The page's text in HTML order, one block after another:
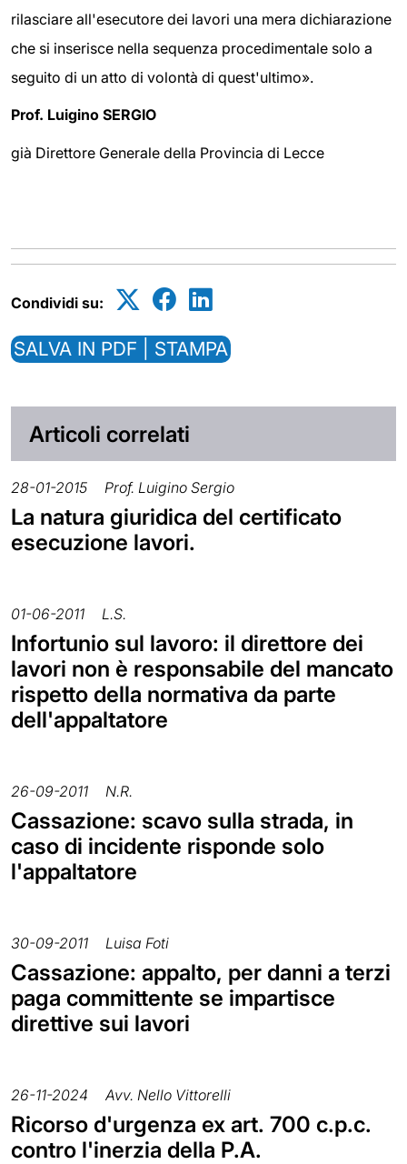
rilasciare all'esecutore dei lavori una mera dichiarazione
che si inserisce nella sequenza procedimentale solo a
seguito di un atto di volontà di quest'ultimo».
Prof. Luigino SERGIO
già Direttore Generale della Provincia di Lecce
Condividi su:
SALVA IN PDF | STAMPA
Articoli correlati
28-01-2015 Prof. Luigino Sergio
La natura giuridica del certificato
esecuzione lavori.
01-06-2011 L.S.
Infortunio sul lavoro: il direttore dei
lavori non è responsabile del mancato
rispetto della normativa da parte
dell'appaltatore
26-09-2011 N.R.
Cassazione: scavo sulla strada, in
caso di incidente risponde solo
l'appaltatore
30-09-2011 Luisa Foti
Cassazione: appalto, per danni a terzi
paga committente se impartisce
direttive sui lavori
26-11-2024 Avv. Nello Vittorelli
Ricorso d'urgenza ex art. 700 c.p.c.
contro l'inerzia della P.A.